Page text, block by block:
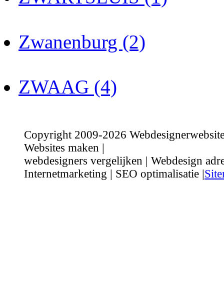
Zwanenburg (2)
ZWAAG (4)
Copyright 2009-2026
Websites maken |
webdesigners vergelijken | Webdesign
Internetmarketing | SEO optimalisatie |